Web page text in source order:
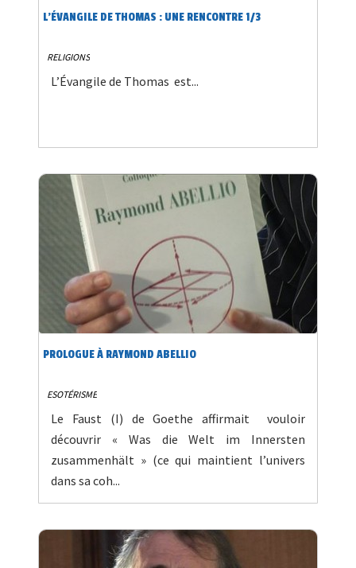
L’ÉVANGILE DE THOMAS : UNE RENCONTRE 1/3
RELIGIONS
L’Évangile de Thomas est...
PROLOGUE À RAYMOND ABELLIO
ESOTÉRISME
Le Faust (I) de Goethe affirmait vouloir
découvrir « Was die Welt im Innersten
zusammenhält » (ce qui maintient l’univers
dans sa coh...